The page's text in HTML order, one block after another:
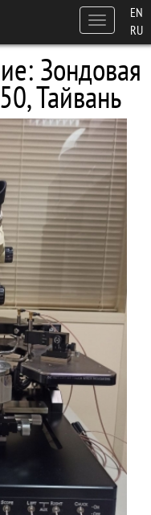
Toggle
navigation
EN
RU
Зондовая
Тайвань